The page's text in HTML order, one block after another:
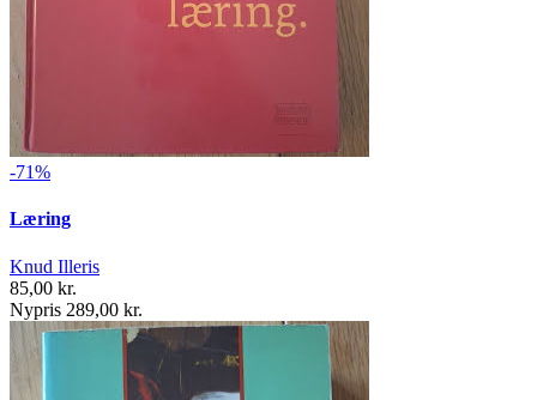
-71%
Læring
Knud Illeris
85,00 kr.
Nypris 289,00 kr.